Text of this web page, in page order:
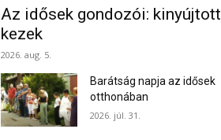
Az idősek gondozói: kinyújtott
kezek
2026. aug. 5.
Barátság napja az idősek
otthonában
2026. júl. 31.